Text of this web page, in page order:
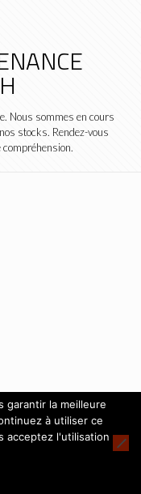
Nous sommes en cours
stocks. Rendez-vous
garantir la meilleure
à utiliser ce
acceptez l'utilisation